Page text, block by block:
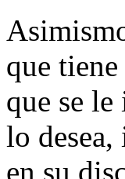
que
que se
lo desea,
en su